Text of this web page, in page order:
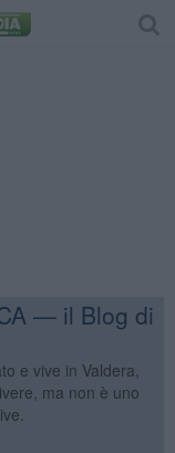
— il Blog di
e vive in Valdera,
ma non è uno